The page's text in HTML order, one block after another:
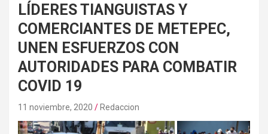
LÍDERES TIANGUISTAS Y
COMERCIANTES DE METEPEC,
UNEN ESFUERZOS CON
AUTORIDADES PARA COMBATIR
COVID 19
11 noviembre, 2020 Redaccion